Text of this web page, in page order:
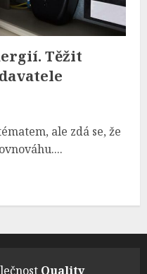
Těžit
ale zdá se, že
Quality